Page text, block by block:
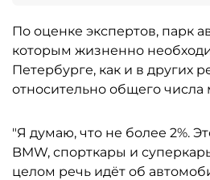
По оценке экспертов, парк
которым жизненно
Петербурге, как и в других
относительно общего
"Я думаю, что не более 2%.
BMW, спорткары и
целом речь идёт об